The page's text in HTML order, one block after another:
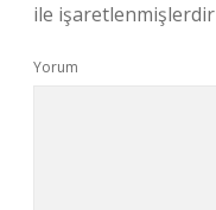
ile işaretlenmişlerdir
Yorum